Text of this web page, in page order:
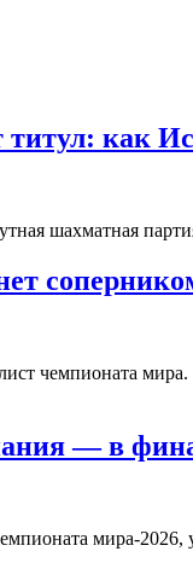
титул: как
шахматная
чемпионата
— в
мира-